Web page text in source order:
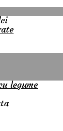
legume